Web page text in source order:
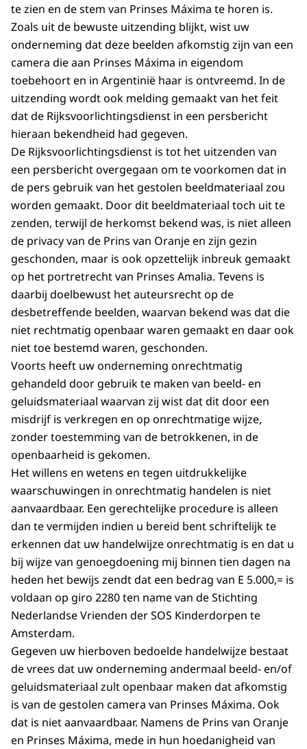
te zien en de stem van Prinses Máxima te horen is.
Zoals uit de bewuste uitzending blijkt, wist uw
onderneming dat deze beelden afkomstig zijn van een
camera die aan Prinses Máxima in eigendom
toebehoort en in Argentinië haar is ontvreemd. In de
uitzending wordt ook melding gemaakt van het feit
dat de Rijksvoorlichtingsdienst in een persbericht
hieraan bekendheid had gegeven.
De Rijksvoorlichtingsdienst is tot het uitzenden van
een persbericht overgegaan om te voorkomen dat in
de pers gebruik van het gestolen beeldmateriaal zou
worden gemaakt. Door dit beeldmateriaal toch uit te
zenden, terwijl de herkomst bekend was, is niet alleen
de privacy van de Prins van Oranje en zijn gezin
geschonden, maar is ook opzettelijk inbreuk gemaakt
op het portretrecht van Prinses Amalia. Tevens is
daarbij doelbewust het auteursrecht op de
desbetreffende beelden, waarvan bekend was dat die
niet rechtmatig openbaar waren gemaakt en daar ook
niet toe bestemd waren, geschonden.
Voorts heeft uw onderneming onrechtmatig
gehandeld door gebruik te maken van beeld- en
geluidsmateriaal waarvan zij wist dat dit door een
misdrijf is verkregen en op onrechtmatige wijze,
zonder toestemming van de betrokkenen, in de
openbaarheid is gekomen.
Het willens en wetens en tegen uitdrukkelijke
waarschuwingen in onrechtmatig handelen is niet
aanvaardbaar. Een gerechtelijke procedure is alleen
dan te vermijden indien u bereid bent schriftelijk te
erkennen dat uw handelwijze onrechtmatig is en dat u
bij wijze van genoegdoening mij binnen tien dagen na
heden het bewijs zendt dat een bedrag van E 5.000,= is
voldaan op giro 2280 ten name van de Stichting
Nederlandse Vrienden der SOS Kinderdorpen te
Amsterdam.
Gegeven uw hierboven bedoelde handelwijze bestaat
de vrees dat uw onderneming andermaal beeld- en/of
geluidsmateriaal zult openbaar maken dat afkomstig
is van de gestolen camera van Prinses Máxima. Ook
dat is niet aanvaardbaar. Namens de Prins van Oranje
en Prinses Máxima, mede in hun hoedanigheid van